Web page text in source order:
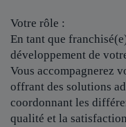
Votre rôle :
En tant que
développement de
Vous accompagnerez
offrant des solutions
coordonnant les
qualité et la